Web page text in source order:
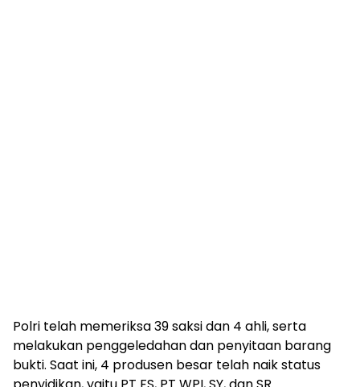
Polri telah memeriksa 39 saksi dan 4 ahli, serta
melakukan penggeledahan dan penyitaan barang
bukti. Saat ini, 4 produsen besar telah naik status